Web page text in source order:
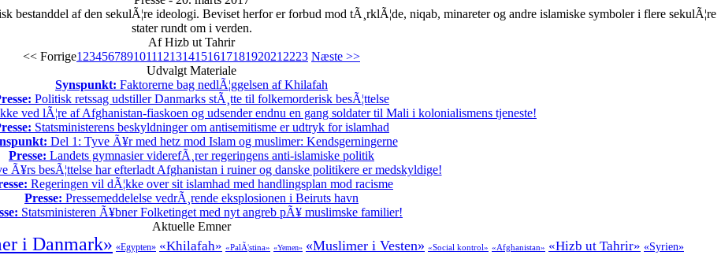
bestanddel af den sekulÃ¦re ideologi. Beviset herfor er forbud mod tÃ¸rklÃ¦de, niqab, minareter og andre islamiske symboler i flere sekulÃ¦re
stater rundt om i verden.
Af Hizb ut Tahrir
<< Forrige1 23456789101112131415161718192021 2223 Næste >>
Udvalgt Materiale
Synspunkt: Faktorerne bag nedlÃ¦ggelsen af Khilafah
Politisk retssag udstiller Danmarks stÃ¸tte til folkemorderisk besÃ¦ttelse
ved lÃ¦re af Afghanistan-fiaskoen og udsender endnu en gang soldater til Mali i kolonialismens tjeneste!
Statsministerens beskyldninger om antisemitisme er udtryk for islamhad
Del 1: Tyve Ã¥r med hetz mod Islam og muslimer: Kendsgerningerne
Presse: Landets gymnasier viderefÃ¸rer regeringens anti-islamiske politik
Ã¥rs besÃ¦ttelse har efterladt Afghanistan i ruiner og danske politikere er medskyldige!
Regeringen vil dÃ¦kke over sit islamhad med handlingsplan mod racisme
Presse: Pressemeddelelse vedrÃ¸rende eksplosionen i Beiruts havn
Statsministeren Ã¥bner Folketinget med nyt angreb pÃ¥ muslimske familier!
Aktuelle Emner
i Danmark» «Egypten» «Khilafah» «PalÃ¦stina» «Yemen» «Muslimer i Vesten» «Social kontrol» «Afghanistan» «Hizb ut Tahrir» «Syrien»